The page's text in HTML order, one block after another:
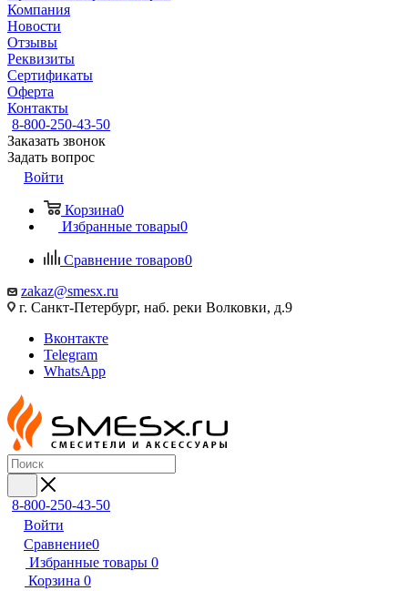
Компания
Новости
Отзывы
Реквизиты
Сертификаты
Оферта
Контакты
8-800-250-43-50
Заказать звонок
Задать вопрос
Войти
Корзина0
Избранные товары0
Сравнение товаров0
zakaz@smesx.ru
г. Санкт-Петербург, наб. реки Волковки, д.9
Вконтакте
Telegram
WhatsApp
8-800-250-43-50
Войти
Сравнение0
Избранные товары 0
Корзина 0